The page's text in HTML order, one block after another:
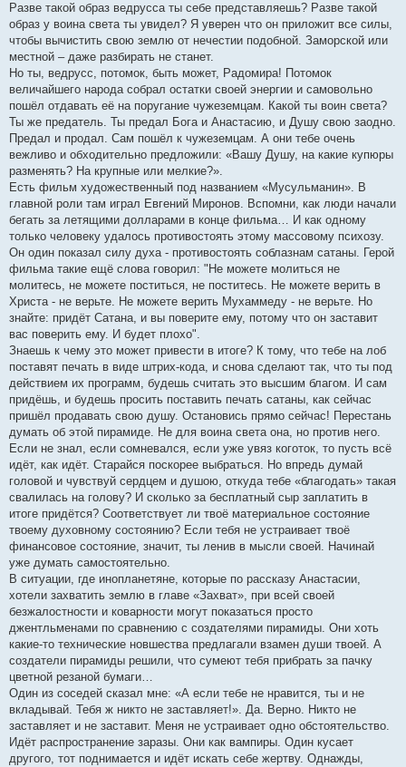
Разве такой образ ведрусса ты себе представляешь? Разве такой
образ у воина света ты увидел? Я уверен что он приложит все силы,
чтобы вычистить свою землю от нечестии подобной. Заморской или
местной – даже разбирать не станет.
Но ты, ведрусс, потомок, быть может, Радомира! Потомок
величайшего народа собрал остатки своей энергии и самовольно
пошёл отдавать её на поругание чужеземцам. Какой ты воин света?
Ты же предатель. Ты предал Бога и Анастасию, и Душу свою заодно.
Предал и продал. Сам пошёл к чужеземцам. А они тебе очень
вежливо и обходительно предложили: «Вашу Душу, на какие купюры
разменять? На крупные или мелкие?».
Есть фильм художественный под названием «Мусульманин». В
главной роли там играл Евгений Миронов. Вспомни, как люди начали
бегать за летящими долларами в конце фильма… И как одному
только человеку удалось противостоять этому массовому психозу.
Он один показал силу духа - противостоять соблазнам сатаны. Герой
фильма такие ещё слова говорил: "Не можете молиться не
молитесь, не можете поститься, не поститесь. Не можете верить в
Христа - не верьте. Не можете верить Мухаммеду - не верьте. Но
знайте: придёт Сатана, и вы поверите ему, потому что он заставит
вас поверить ему. И будет плохо".
Знаешь к чему это может привести в итоге? К тому, что тебе на лоб
поставят печать в виде штрих-кода, и снова сделают так, что ты под
действием их программ, будешь считать это высшим благом. И сам
придёшь, и будешь просить поставить печать сатаны, как сейчас
пришёл продавать свою душу. Остановись прямо сейчас! Перестань
думать об этой пирамиде. Не для воина света она, но против него.
Если не знал, если сомневался, если уже увяз коготок, то пусть всё
идёт, как идёт. Старайся поскорее выбраться. Но впредь думай
головой и чувствуй сердцем и душою, откуда тебе «благодать» такая
свалилась на голову? И сколько за бесплатный сыр заплатить в
итоге придётся? Соответствует ли твоё материальное состояние
твоему духовному состоянию? Если тебя не устраивает твоё
финансовое состояние, значит, ты ленив в мысли своей. Начинай
уже думать самостоятельно.
В ситуации, где инопланетяне, которые по рассказу Анастасии,
хотели захватить землю в главе «Захват», при всей своей
безжалостности и коварности могут показаться просто
джентльменами по сравнению с создателями пирамиды. Они хоть
какие-то технические новшества предлагали взамен души твоей. А
создатели пирамиды решили, что сумеют тебя прибрать за пачку
цветной резаной бумаги…
Один из соседей сказал мне: «А если тебе не нравится, ты и не
вкладывай. Тебя ж никто не заставляет!». Да. Верно. Никто не
заставляет и не заставит. Меня не устраивает одно обстоятельство.
Идёт распространение заразы. Они как вампиры. Один кусает
другого, тот поднимается и идёт искать себе жертву. Однажды,